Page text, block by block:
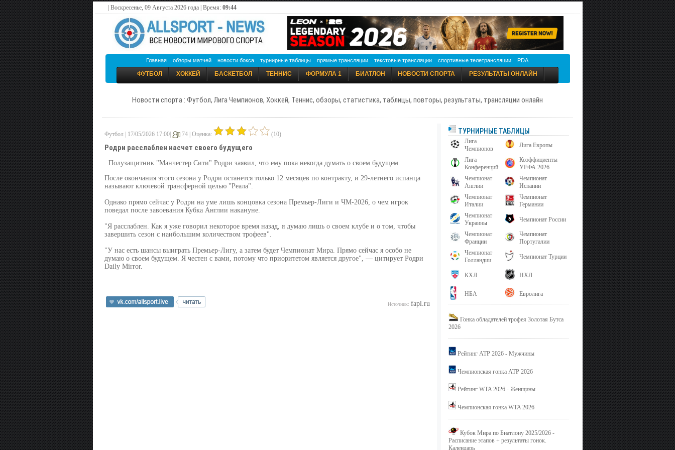
| Воскресенье, 09 Августа 2026 года | Время: 09:44
Главная обзоры матчей новости бокса турнирные таблицы прямые трансляции текстовые трансляции спортивные телетрансляции PDA
ФУТБОЛ ХОККЕЙ БАСКЕТБОЛ ТЕННИС ФОРМУЛА 1 БИАТЛОН НОВОСТИ СПОРТА РЕЗУЛЬТАТЫ ОНЛАЙН
Новости спорта : Футбол, Лига Чемпионов, Хоккей, Теннис, обзоры, статистика, таблицы, повторы, результаты, трансляции онлайн
Футбол | 17/05/2026 17:00| 74 | Оценка: (10)
Родри расслаблен насчет своего будущего
Полузащитник "Манчестер Сити" Родри заявил, что ему пока некогда думать о своем будущем.
После окончания этого сезона у Родри останется только 12 месяцев по контракту, и 29-летнего испанца
называют ключевой трансферной целью "Реала".
Однако прямо сейчас у Родри на уме лишь концовка сезона Премьер-Лиги и ЧМ-2026, о чем игрок
поведал после завоевания Кубка Англии накануне.
"Я расслаблен. Как я уже говорил некоторое время назад, я думаю лишь о своем клубе и о том, чтобы
завершить сезон с наибольшим количеством трофеев".
"У нас есть шансы выиграть Премьер-Лигу, а затем будет Чемпионат Мира. Прямо сейчас я особо не
думаю о своем будущем. Я честен с вами, потому что приоритетом является другое", — цитирует Родри
Daily Mirror.
Источник: fapl.ru
ТУРНИРНЫЕ ТАБЛИЦЫ
Лига
Чемпионов
Лига Европы
Лига
Конференций
Коэффициенты
УЕФА 2026
Чемпионат
Англии
Чемпионат
Испании
Чемпионат
Италии
Чемпионат
Германии
Чемпионат
Украины
Чемпионат России
Чемпионат
Франции
Чемпионат
Португалии
Чемпионат
Голландии
Чемпионат Турции
КХЛ НХЛ
НБА Евролига
Гонка обладателей трофея Золотая Бутса
2026
Рейтинг ATP 2026 - Мужчины
Чемпионская гонка ATP 2026
Рейтинг WTA 2026 - Женщины
Чемпионская гонка WTA 2026
Кубок Мира по Биатлону 2025/2026 -
Расписание этапов + результаты гонок.
Календарь